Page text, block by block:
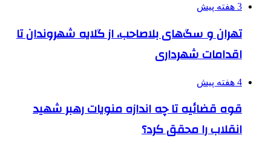
3 هفته پیش
تهران و سگ‌های بلاصاحب، از گلایه شهروندان تا
اقدامات شهرداری
4 هفته پیش
قوه قضائیه تا چه اندازه منویات رهبر شهید
انقلاب را محقق کرد؟